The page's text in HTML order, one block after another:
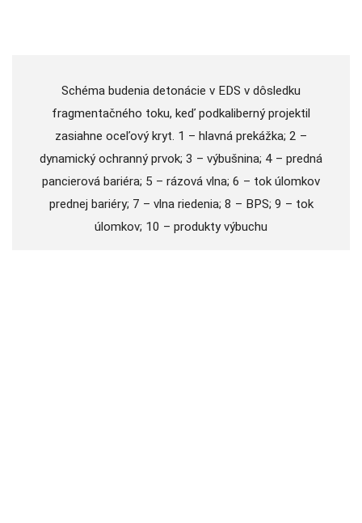
Schéma budenia detonácie v EDS v dôsledku
fragmentačného toku, keď podkaliberný projektil
zasiahne oceľový kryt. 1 – hlavná prekážka; 2 –
dynamický ochranný prvok; 3 – výbušnina; 4 – predná
pancierová bariéra; 5 – rázová vlna; 6 – tok úlomkov
prednej bariéry; 7 – vlna riedenia; 8 – BPS; 9 – tok
úlomkov; 10 – produkty výbuchu